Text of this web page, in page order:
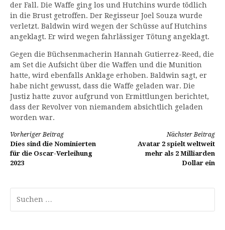
der Fall. Die Waffe ging los und Hutchins wurde tödlich
in die Brust getroffen. Der Regisseur Joel Souza wurde
verletzt. Baldwin wird wegen der Schüsse auf Hutchins
angeklagt. Er wird wegen fahrlässiger Tötung angeklagt.
Gegen die Büchsenmacherin Hannah Gutierrez-Reed, die
am Set die Aufsicht über die Waffen und die Munition
hatte, wird ebenfalls Anklage erhoben. Baldwin sagt, er
habe nicht gewusst, dass die Waffe geladen war. Die
Justiz hatte zuvor aufgrund von Ermittlungen berichtet,
dass der Revolver von niemandem absichtlich geladen
worden war.
Weiterlesen
Vorheriger Beitrag
Dies sind die Nominierten
für die Oscar-Verleihung
2023
Nächster Beitrag
Avatar 2 spielt weltweit
mehr als 2 Milliarden
Dollar ein
nach: